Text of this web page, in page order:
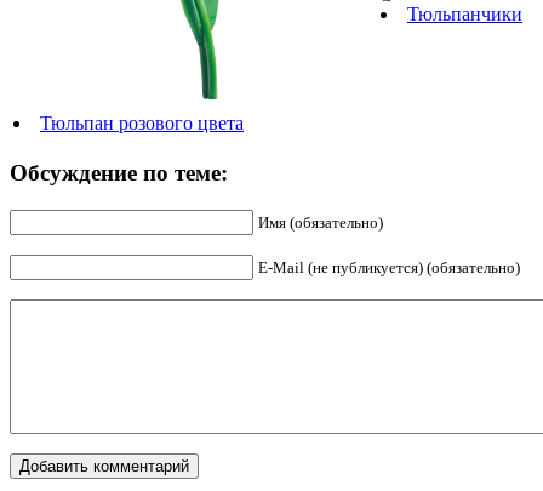
Тюльпан розового цвета
Тюльпанчики
Обсуждение по теме:
Имя (обязательно)
E-Mail (не публикуется) (обязательно)